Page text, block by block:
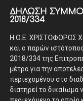
ΔΉΛΩΣΗ
2018/334
Η Ο.Ε. ΧΡΙΣΤΟΦΟΡΟΣ
και ο παρών
2018/334 της
μέτρα για την
περιεχομένου στο
διατηρεί το δικαίωμα